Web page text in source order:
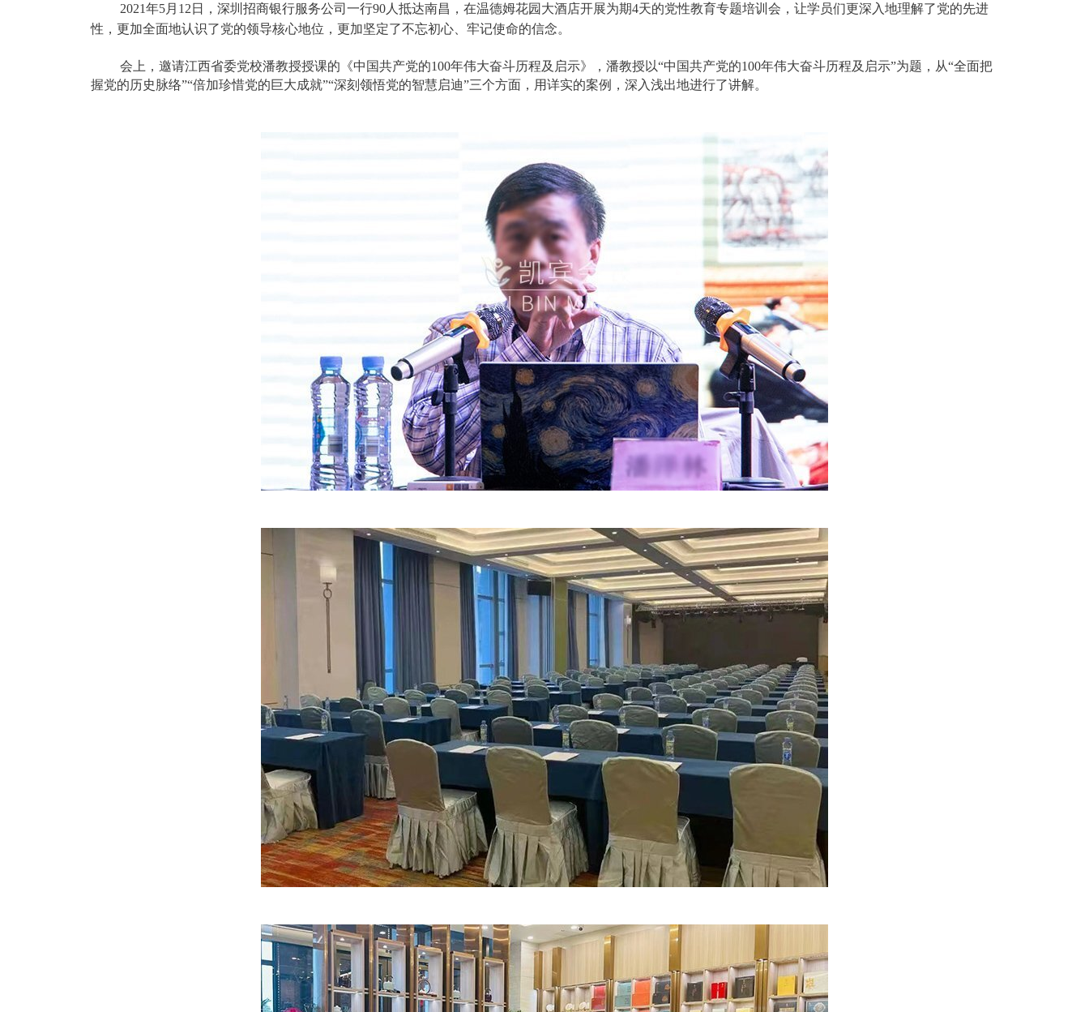
2021年5月12日，深圳招商银行服务公司一行90人抵达南昌，在温德姆花园大酒店开展为期4天的党性教育专题培训会，让学员们更深入地理解了党的先进
性，更加全面地认识了党的领导核心地位，更加坚定了不忘初心、牢记使命的信念。
会上，邀请江西省委党校潘教授授课的《中国共产党的100年伟大奋斗历程及启示》，潘教授以“中国共产党的100年伟大奋斗历程及启示”为题，从“全面把
握党的历史脉络”“倍加珍惜党的巨大成就”“深刻领悟党的智慧启迪”三个方面，用详实的案例，深入浅出地进行了讲解。